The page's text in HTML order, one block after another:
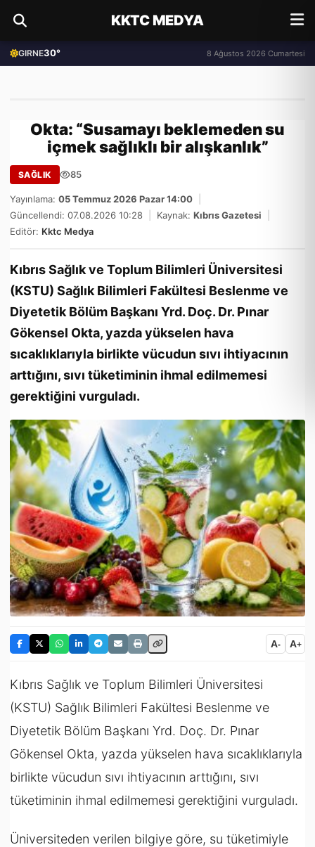
KKTC MEDYA
GIRNE30° 8 Ağustos 2026 Cumartesi
Okta: “Susamayı beklemeden su
içmek sağlıklı bir alışkanlık”
SAĞLIK 85
Yayınlama: 05 Temmuz 2026 Pazar 14:00
Güncellendi: 07.08.2026 10:28
Kaynak: Kıbrıs Gazetesi
Editör: Kktc Medya
Kıbrıs Sağlık ve Toplum Bilimleri Üniversitesi
(KSTU) Sağlık Bilimleri Fakültesi Beslenme ve
Diyetetik Bölüm Başkanı Yrd. Doç. Dr. Pınar
Gökensel Okta, yazda yükselen hava
sıcaklıklarıyla birlikte vücudun sıvı ihtiyacının
arttığını, sıvı tüketiminin ihmal edilmemesi
gerektiğini vurguladı.
A- A+
Kıbrıs Sağlık ve Toplum Bilimleri Üniversitesi
(KSTU) Sağlık Bilimleri Fakültesi Beslenme ve
Diyetetik Bölüm Başkanı Yrd. Doç. Dr. Pınar
Gökensel Okta, yazda yükselen hava sıcaklıklarıyla
birlikte vücudun sıvı ihtiyacının arttığını, sıvı
tüketiminin ihmal edilmemesi gerektiğini vurguladı.
Üniversiteden verilen bilgiye göre, su tüketimiyle